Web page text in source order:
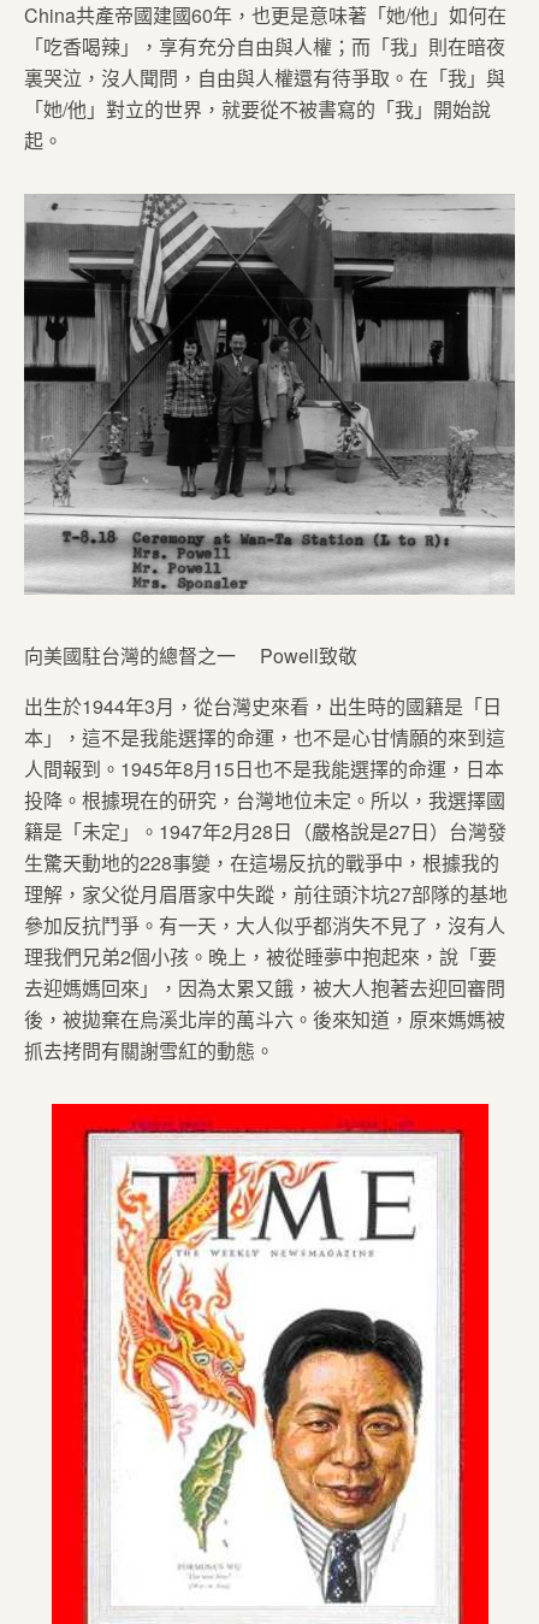
China共產帝國建國60年，也更是意味著「她/他」如何在
「吃香喝辣」，享有充分自由與人權；而「我」則在暗夜
裏哭泣，沒人聞問，自由與人權還有待爭取。在「我」與
「她/他」對立的世界，就要從不被書寫的「我」開始說
起。
向美國駐台灣的總督之一 Powell致敬
出生於1944年3月，從台灣史來看，出生時的國籍是「日
本」，這不是我能選擇的命運，也不是心甘情願的來到這
人間報到。1945年8月15日也不是我能選擇的命運，日本
投降。根據現在的研究，台灣地位未定。所以，我選擇國
籍是「未定」。1947年2月28日（嚴格說是27日）台灣發
生驚天動地的228事變，在這場反抗的戰爭中，根據我的
理解，家父從月眉厝家中失蹤，前往頭汴坑27部隊的基地
參加反抗鬥爭。有一天，大人似乎都消失不見了，沒有人
理我們兄弟2個小孩。晚上，被從睡夢中抱起來，說「要
去迎媽媽回來」，因為太累又餓，被大人抱著去迎回審問
後，被拋棄在烏溪北岸的萬斗六。後來知道，原來媽媽被
抓去拷問有關謝雪紅的動態。